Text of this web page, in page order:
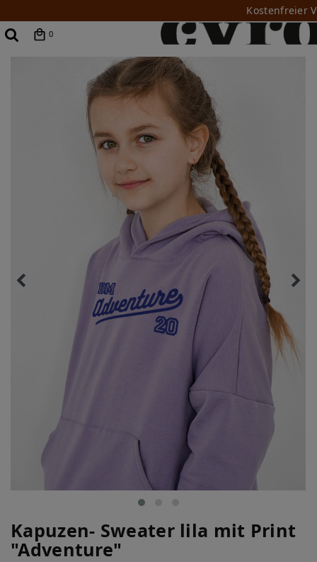
Kostenfreier
0
Kapuzen- Sweater lila mit Print
"Adventure"